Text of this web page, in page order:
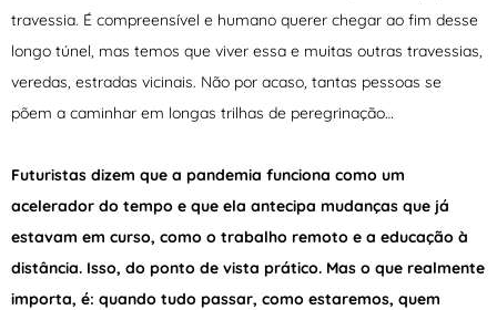
travessia. É compreensível e humano querer chegar ao fim desse
longo túnel, mas temos que viver essa e muitas outras travessias,
veredas, estradas vicinais. Não por acaso, tantas pessoas se
põem a caminhar em longas trilhas de peregrinação…
Futuristas dizem que a pandemia funciona como um
acelerador do tempo e que ela antecipa mudanças que já
estavam em curso, como o trabalho remoto e a educação à
distância. Isso, do ponto de vista prático. Mas o que realmente
importa, é: quando tudo passar, como estaremos, quem